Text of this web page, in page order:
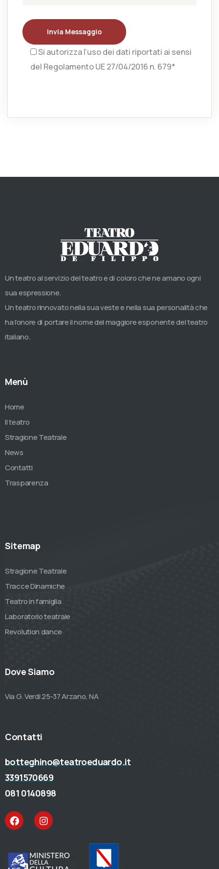
Invia Messaggio
Si autorizza l’uso dei dati riportati ai sensi
del Regolamento UE 27/04/2016 n. 679*
Un teatro al servizio del teatro e di coloro che ne amano ogni
sua espressione.
Un teatro rinnovato nella sua veste e nella sua personalità che
ha l’onore di portare il nome del maggiore esponente del teatro
italiano.
Menù
Home
Il teatro
Stragione Teatrale
News
Contatti
Trasparenza
Sitemap
Stragione Teatrale
Tracce Dinamiche
Teatro in famiglia
Laboratorio teatrale
Revolution dance
Dove Siamo
Via G. Verdi 25-37 Arzano, NA
Contatti
botteghino@teatroeduardo.it
3391570669
081 0140898